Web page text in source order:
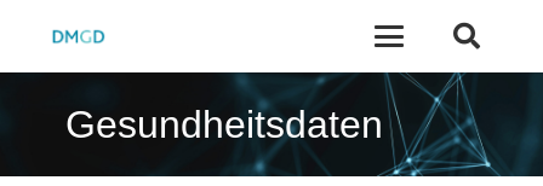
Gesundheitsdaten